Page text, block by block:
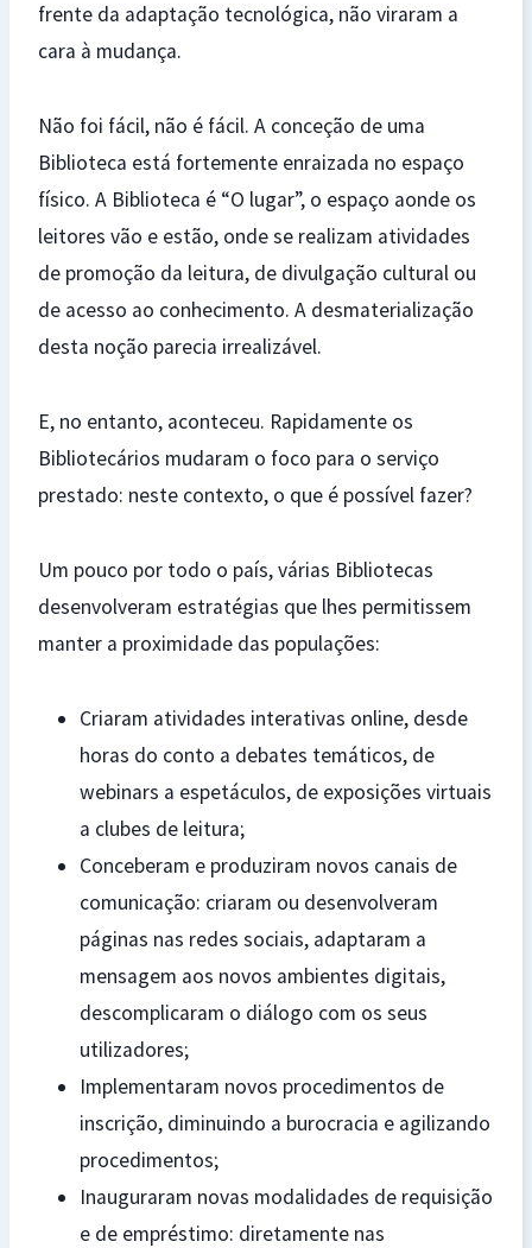
frente da adaptação tecnológica, não viraram a
cara à mudança.
Não foi fácil, não é fácil. A conceção de uma
Biblioteca está fortemente enraizada no espaço
físico. A Biblioteca é “O lugar”, o espaço aonde os
leitores vão e estão, onde se realizam atividades
de promoção da leitura, de divulgação cultural ou
de acesso ao conhecimento. A desmaterialização
desta noção parecia irrealizável.
E, no entanto, aconteceu. Rapidamente os
Bibliotecários mudaram o foco para o serviço
prestado: neste contexto, o que é possível fazer?
Um pouco por todo o país, várias Bibliotecas
desenvolveram estratégias que lhes permitissem
manter a proximidade das populações:
Criaram atividades interativas online, desde
horas do conto a debates temáticos, de
webinars a espetáculos, de exposições virtuais
a clubes de leitura;
Conceberam e produziram novos canais de
comunicação: criaram ou desenvolveram
páginas nas redes sociais, adaptaram a
mensagem aos novos ambientes digitais,
descomplicaram o diálogo com os seus
utilizadores;
Implementaram novos procedimentos de
inscrição, diminuindo a burocracia e agilizando
procedimentos;
Inauguraram novas modalidades de requisição
e de empréstimo: diretamente nas